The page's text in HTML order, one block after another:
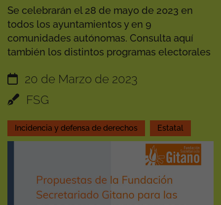
Se celebrarán el 28 de mayo de 2023 en
todos los ayuntamientos y en 9
comunidades autónomas. Consulta aquí
también los distintos programas electorales
20 de Marzo de 2023
FSG
Incidencia y defensa de derechos Estatal